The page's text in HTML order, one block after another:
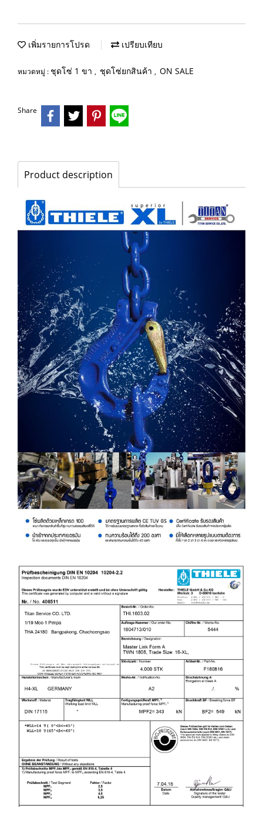
เพิ่มรายการโปรด เปรียบเทียบ
หมวดหมู่ : ชุดโซ่ 1 ขา , ชุดโซ่ยกสินค้า , ON SALE
Share
Product description